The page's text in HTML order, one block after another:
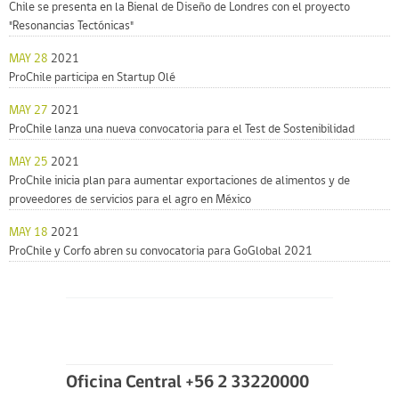
Chile se presenta en la Bienal de Diseño de Londres con el proyecto
"Resonancias Tectónicas"
MAY 28 2021
ProChile participa en Startup Olé
MAY 27 2021
ProChile lanza una nueva convocatoria para el Test de Sostenibilidad
MAY 25 2021
ProChile inicia plan para aumentar exportaciones de alimentos y de
proveedores de servicios para el agro en México
MAY 18 2021
ProChile y Corfo abren su convocatoria para GoGlobal 2021
Oficina Central +56 2 33220000